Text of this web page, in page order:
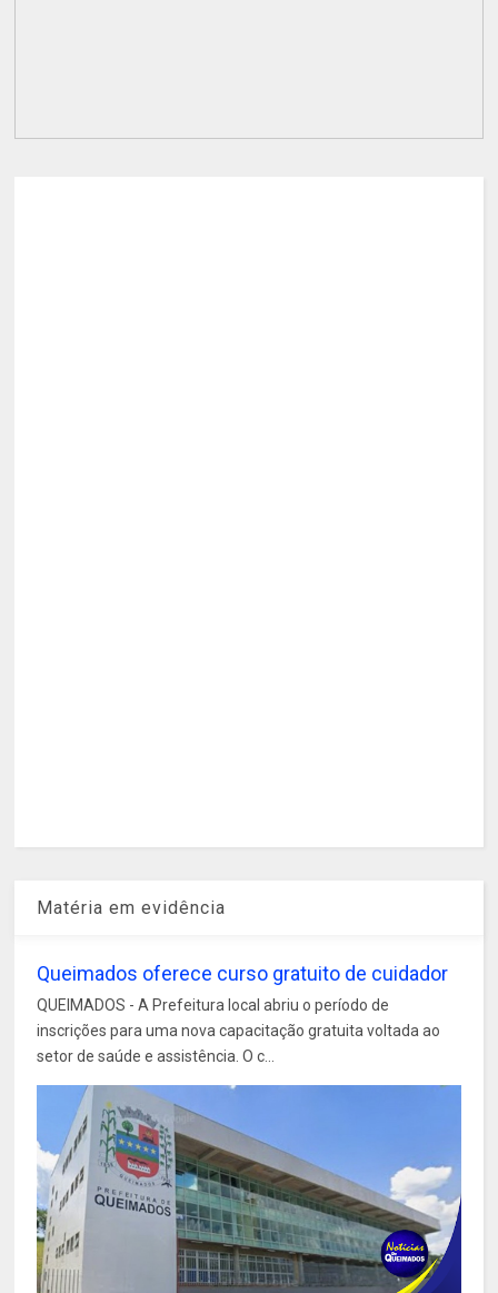
Matéria em evidência
Queimados oferece curso gratuito de cuidador
QUEIMADOS - A Prefeitura local abriu o período de
inscrições para uma nova capacitação gratuita voltada ao
setor de saúde e assistência. O c...